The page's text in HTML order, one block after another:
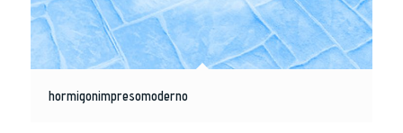
hormigonimpresomoderno